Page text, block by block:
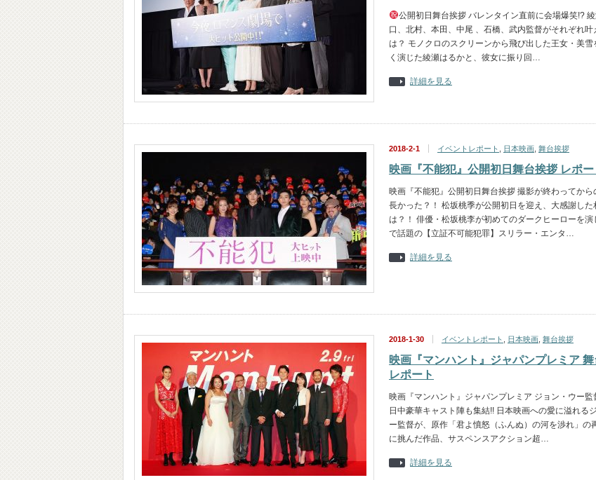
公開初日舞台挨拶 バレンタイン直前に会場爆笑!?
口、北村、本田、中尾 、石橋、武内監督がそれぞれ叶
は？ モノクロのスクリーンから飛び出した王女・美雪
く演じた綾瀬はるかと、彼女に振り回…
詳細を見る
2018-2-1 イベントレポート 日本映画 舞台挨拶
映画『不能犯』公開初日舞台挨拶 レポー
映画『不能犯』公開初日舞台挨拶 撮影が終わってから
長かった？！ 松坂桃季が公開初日を迎え、大感謝した
は？！ 俳優・松坂桃李が初めてのダークヒーローを演
で話題の【立証不可能犯罪】スリラー・エンタ…
詳細を見る
2018-1-30 イベントレポート 日本映画 舞台挨拶
映画『マンハント』ジャパンプレミア
レポート
映画『マンハント』ジャパンプレミア ジョン・ウー監
日中豪華キャスト陣も集結!! 日本映画への愛に溢れる
ー監督が、原作「君よ憤怒（ふんぬ）の河を渉れ」の
に挑んだ作品、サスペンスアクション超…
詳細を見る